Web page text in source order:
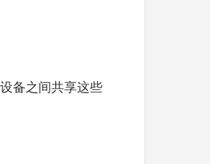
备之间共享这些